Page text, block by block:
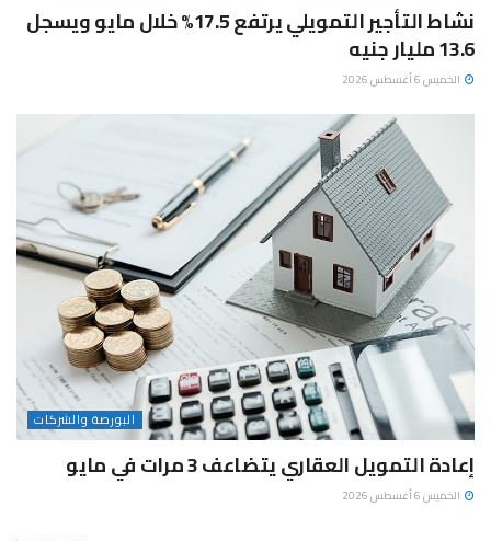
نشاط التأجير التمويلي يرتفع 17.5% خلال مايو ويسجل
13.6 مليار جنيه
الخميس 6 أغسطس 2026
البورصة والشركات
إعادة التمويل العقاري يتضاعف 3 مرات في مايو
الخميس 6 أغسطس 2026